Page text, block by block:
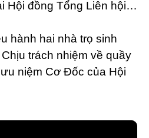
Hội đồng Tổng Liên hội…
hành hai nhà trọ sinh
trách nhiệm về quầy
niệm Cơ Đốc của Hội